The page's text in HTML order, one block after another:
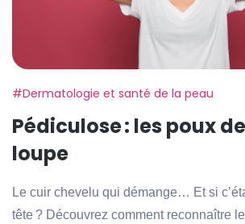
Etiquette:
#Dermatologie et santé de la peau
Pédiculose : les poux
loupe
Le cuir chevelu qui démange… Et si
tête ? Découvrez comment reconnaître